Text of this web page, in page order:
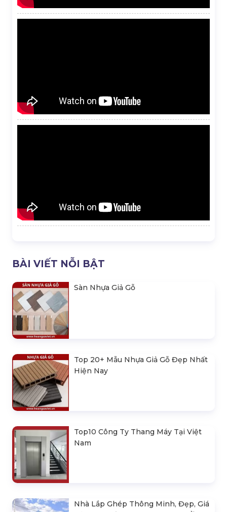
BÀI VIẾT NỖI BẬT
Sàn Nhựa Giả Gỗ
Top 20+ Mẫu Nhựa Giả Gỗ Đẹp Nhất
Hiện Nay
Top10 Công Ty Thang Máy Tại Việt
Nam
Nhà Lắp Ghép Thông Minh, Đẹp, Giá